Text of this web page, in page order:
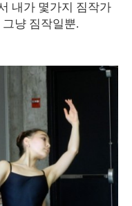
내가 몇가지 짐작가
냥 짐작일뿐.